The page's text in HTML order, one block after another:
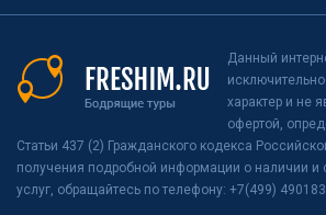
Данный
характер и не
офертой,
Статьи 437 (2) Гражданского кодекса
получения подробной информации о наличии и
услуг, обращайтесь по телефону: +7(499)